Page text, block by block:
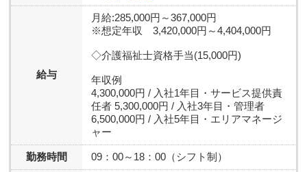
給与
月給:285,000円～367,000円
※想定年収 3,420,000円～4,404,000円
◇介護福祉士資格手当(15,000円)
年収例
4,300,000円 / 入社1年目・サービス提供責
任者 5,300,000円 / 入社3年目・管理者
6,500,000円 / 入社5年目・エリアマネージ
ャー
勤務時間 09：00～18：00（シフト制）